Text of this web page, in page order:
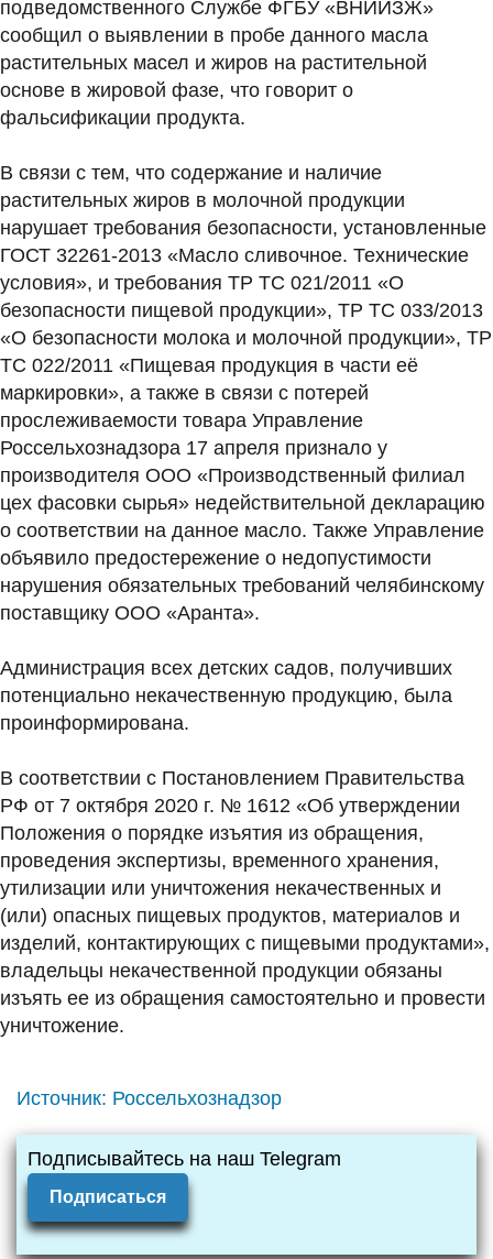
подведомственного Службе ФГБУ «ВНИИЗЖ»
сообщил о выявлении в пробе данного масла
растительных масел и жиров на растительной
основе в жировой фазе, что говорит о
фальсификации продукта.
В связи с тем, что содержание и наличие
растительных жиров в молочной продукции
нарушает требования безопасности, установленные
ГОСТ 32261-2013 «Масло сливочное. Технические
условия», и требования ТР ТС 021/2011 «О
безопасности пищевой продукции», ТР ТС 033/2013
«О безопасности молока и молочной продукции», ТР
ТС 022/2011 «Пищевая продукция в части её
маркировки», а также в связи с потерей
прослеживаемости товара Управление
Россельхознадзора 17 апреля признало у
производителя ООО «Производственный филиал
цех фасовки сырья» недействительной декларацию
о соответствии на данное масло. Также Управление
объявило предостережение о недопустимости
нарушения обязательных требований челябинскому
поставщику ООО «Аранта».
Администрация всех детских садов, получивших
потенциально некачественную продукцию, была
проинформирована.
В соответствии с Постановлением Правительства
РФ от 7 октября 2020 г. № 1612 «Об утверждении
Положения о порядке изъятия из обращения,
проведения экспертизы, временного хранения,
утилизации или уничтожения некачественных и
(или) опасных пищевых продуктов, материалов и
изделий, контактирующих с пищевыми продуктами»,
владельцы некачественной продукции обязаны
изъять ее из обращения самостоятельно и провести
уничтожение.
Источник: Россельхознадзор
Подписывайтесь на наш Telegram
Подписаться